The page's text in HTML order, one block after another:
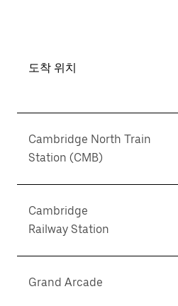
도착 위치
Cambridge North Train
Station (CMB)
Cambridge
Railway Station
Grand Arcade